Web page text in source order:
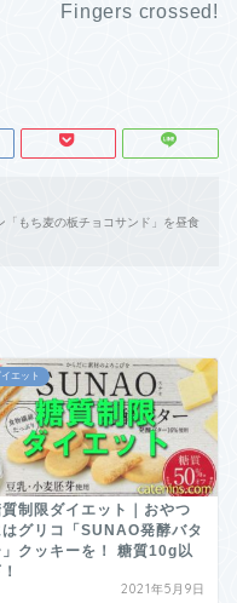
Fingers crossed!
もち麦の板チョコサンド」を昼食
イエット
制限ダイエット｜おやつ
はグリコ「SUNAO発酵バタ
」クッキーを！ 糖質10g以
2021年5月9日